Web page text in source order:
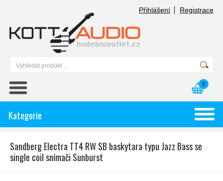
Přihlášení Registrace
0
Kategorie
Sandberg Electra TT4 RW SB baskytara typu Jazz Bass se
single coil snímači Sunburst